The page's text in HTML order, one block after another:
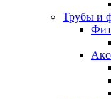
Трубы и